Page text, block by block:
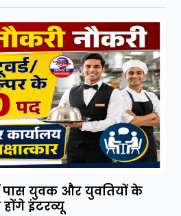
पास युवक और युवतियों के
इंटरव्यू